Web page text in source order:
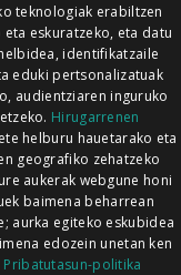
teknologiak erabiltzen
eskuratzeko, eta datu
identifikatzaile
eduki pertsonalizatuak
audientziaren inguruko
Hirugarrenen
helburu hauetarako eta
geografiko zehatzeko
aukerak webgune honi
baimena beharrean
aurka egiteko eskubidea
edozein unetan ken
Pribatutasun-politika